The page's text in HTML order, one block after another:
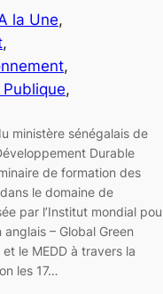
la Une
ministère sénégalais de
Durable
de formation des
le domaine de
par l’Institut mondial
– Global Green
le MEDD à travers la
les 17…